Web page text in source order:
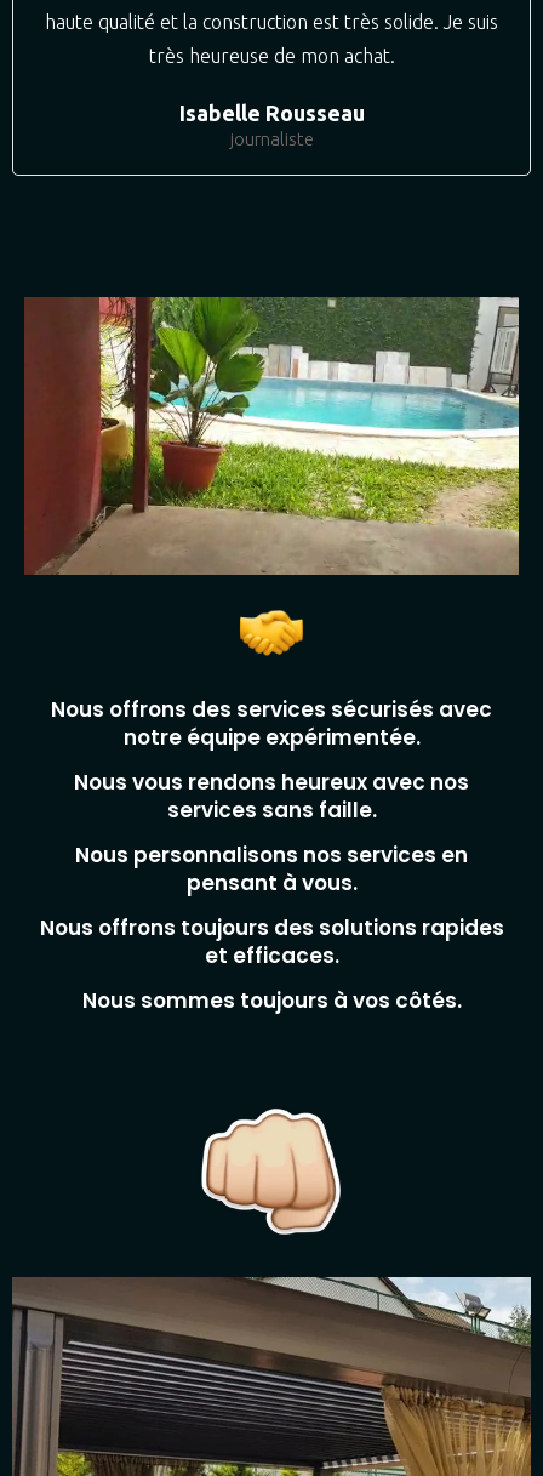
haute qualité et la construction est très solide. Je suis
très heureuse de mon achat.
Isabelle Rousseau
journaliste
Nous offrons des services sécurisés avec
notre équipe expérimentée.
Nous vous rendons heureux avec nos
services sans faille.
Nous personnalisons nos services en
pensant à vous.
Nous offrons toujours des solutions rapides
et efficaces.
Nous sommes toujours à vos côtés.